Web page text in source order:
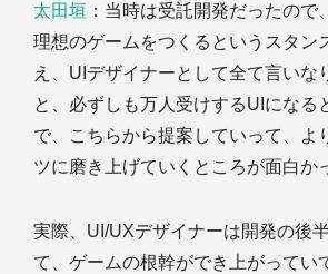
太田垣 ：当時は受託開発だったので
理想のゲームをつくるというスタン
え、UIデザイナーとして全て言いな
と、必ずしも万人受けするUIになる
で、こちらから提案していって、よ
ツに磨き上げていくところが面白か
実際、UI/UXデザイナーは開発の後
て、ゲームの根幹ができ上がってい